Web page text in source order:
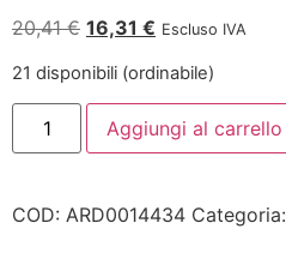
20,41€ 16,31 € Escluso IVA
21 disponibili (ordinabile)
Aggiungi al carrello
COD: ARD0014434 Categoria: